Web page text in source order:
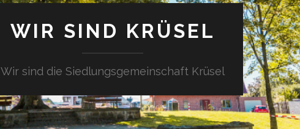
WIR SIND KRÜSEL
Wir sind die Siedlungsgemeinschaft Krüsel